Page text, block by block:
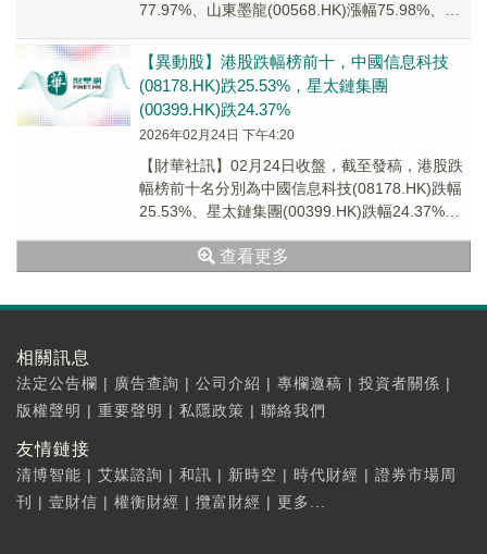
77.97%、山東墨龍(00568.HK)漲幅75.98%、百
【異動股】港股跌幅榜前十，中國信息科技
(08178.HK)跌25.53%，星太鏈集團
(00399.HK)跌24.37%
2026年02月24日 下午4:20
【財華社訊】02月24日收盤，截至發稿，港股跌
幅榜前十名分別為中國信息科技(08178.HK)跌幅
25.53%、星太鏈集團(00399.HK)跌幅24.37%、
查看更多
相關訊息
法定公告欄 | 廣告查詢 | 公司介紹 | 專欄邀稿 | 投資者關係 |
版權聲明 | 重要聲明 | 私隱政策 | 聯絡我們
友情鏈接
清博智能 | 艾媒諮詢 | 和訊 | 新時空 | 時代財經 | 證券市場周
刊
| 壹財信 | 權衡財經 | 攬富財經 | 更多...